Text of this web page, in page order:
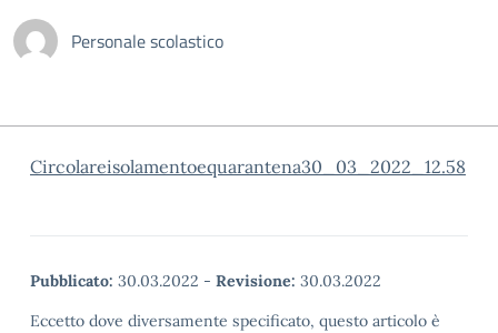
Personale scolastico
Circolareisolamentoequarantena30_03_2022_12.58
Pubblicato: 30.03.2022 - Revisione: 30.03.2022
Eccetto dove diversamente specificato, questo articolo è